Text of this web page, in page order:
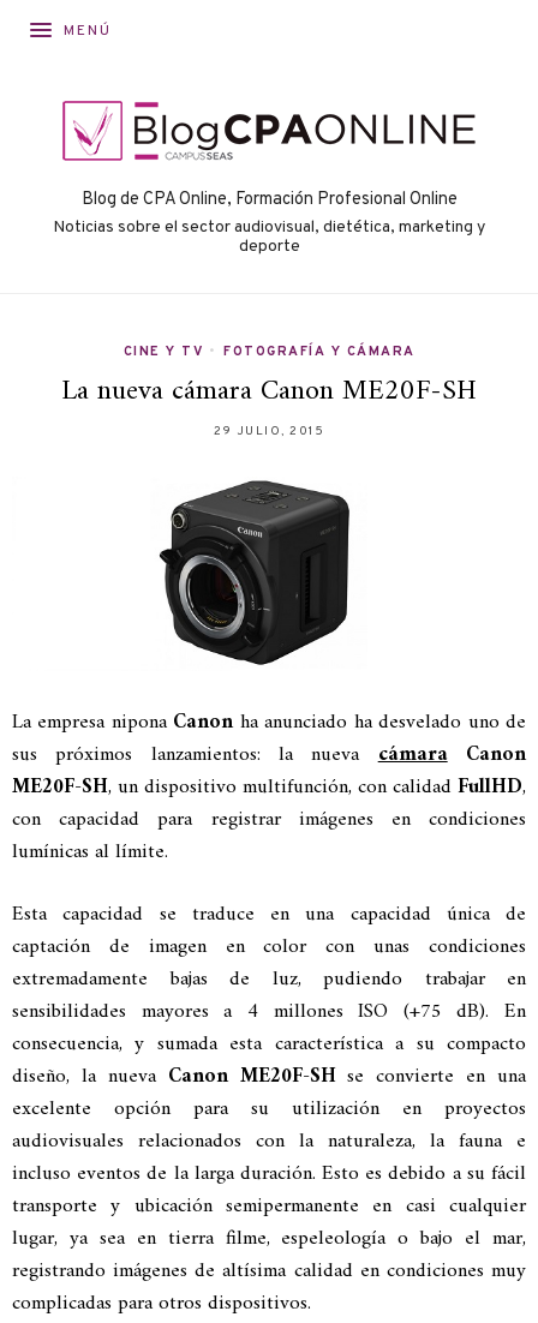
MENÚ
Blog de CPA Online, Formación Profesional Online
Noticias sobre el sector audiovisual, dietética, marketing y
deporte
CINE Y TV • FOTOGRAFÍA Y CÁMARA
La nueva cámara Canon ME20F-SH
29 JULIO, 2015
La empresa nipona Canonha anunciado ha desvelado uno de
sus próximos lanzamientos: la nuevacámara Canon
ME20F-SH, un dispositivo multifunción, con calidad FullHD,
con capacidad para registrar imágenes en condiciones
lumínicas al límite.
Esta capacidad se traduce en una capacidad única de
captación de imagen en color con unas condiciones
extremadamente bajas de luz, pudiendo trabajar en
sensibilidades mayores a 4 millones ISO (+75 dB). En
consecuencia, y sumada esta característica a su compacto
diseño, la nueva Canon ME20F-SHse convierte en una
excelente opción para su utilización en proyectos
audiovisuales relacionados con la naturaleza, la fauna e
incluso eventos de la larga duración. Esto es debido a su fácil
transporte y ubicación semipermanente en casi cualquier
lugar, ya sea en tierra filme, espeleología o bajo el mar,
registrando imágenes de altísima calidad en condiciones muy
complicadas para otros dispositivos.